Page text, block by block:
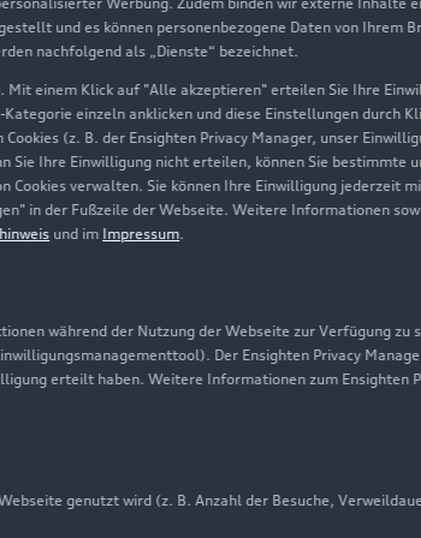
und es können personenbezogene Daten von Ihrem
nachfolgend als „Dienste“ bezeichnet.
einem Klick auf "Alle akzeptieren" erteilen Sie Ihre
einzeln anklicken und diese Einstellungen durch
(z. B. der Ensighten Privacy Manager, unser
Sie Ihre Einwilligung nicht erteilen, können Sie bestimmte
Cookies verwalten. Sie können Ihre Einwilligung jederzeit
in der Fußzeile der Webseite. Weitere Informationen
und im Impressum.
während der Nutzung der Webseite zur Verfügung
Der Ensighten Privacy
erteilt haben. Weitere Informationen zum Ensighten
genutzt wird (z. B. Anzahl der Besuche,
Audi
Relations
& Media Center
erleben